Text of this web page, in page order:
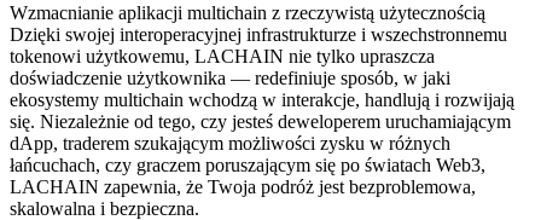
Wzmacnianie aplikacji multichain z rzeczywistą użytecznością
Dzięki swojej interoperacyjnej infrastrukturze i wszechstronnemu
tokenowi użytkowemu, LACHAIN nie tylko upraszcza
doświadczenie użytkownika — redefiniuje sposób, w jaki
ekosystemy multichain wchodzą w interakcje, handlują i rozwijają
się. Niezależnie od tego, czy jesteś deweloperem uruchamiającym
dApp, traderem szukającym możliwości zysku w różnych
łańcuchach, czy graczem poruszającym się po światach Web3,
LACHAIN zapewnia, że Twoja podróż jest bezproblemowa,
skalowalna i bezpieczna.